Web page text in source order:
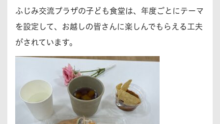
ふじみ交流プラザの子ども食堂は、年度ごとにテーマ
を設定して、お越しの皆さんに楽しんでもらえる工夫
がされています。